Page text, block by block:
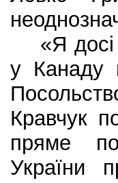
«Я досі
у Канаду
Кравчук
пряме
України